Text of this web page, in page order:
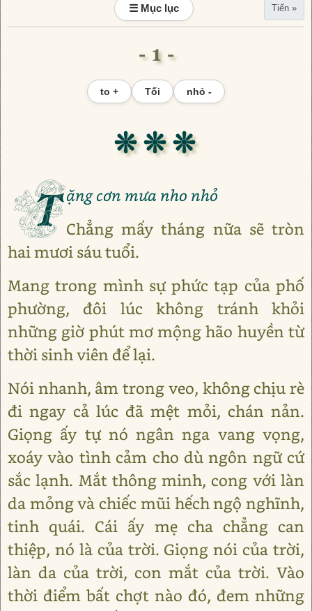
☰ Mục lục Tiến »
- 1 -
to + Tối nhỏ -
❊ ❊ ❊
T ặng cơn mưa nho nhỏ
Chẳng mấy tháng nữa sẽ tròn
hai mươi sáu tuổi.
Mang trong mình sự phức tạp của phố
phường, đôi lúc không tránh khỏi
những giờ phút mơ mộng hão huyền từ
thời sinh viên để lại.
Nói nhanh, âm trong veo, không chịu rè
đi ngay cả lúc đã mệt mỏi, chán nản.
Giọng ấy tự nó ngân nga vang vọng,
xoáy vào tình cảm cho dù ngôn ngữ cứ
sắc lạnh. Mắt thông minh, cong với làn
da mỏng và chiếc mũi hếch ngộ nghĩnh,
tinh quái. Cái ấy mẹ cha chẳng can
thiệp, nó là của trời. Giọng nói của trời,
làn da của trời, con mắt của trời. Vào
thời điểm bất chợt nào đó, đem những